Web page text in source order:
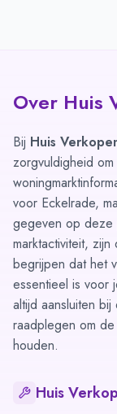
Over Huis
Bij Huis
zorgvuldigheid
voor Eckelrade,
gegeven op deze
marktactiviteit,
begrijpen dat het
essentieel is voor
altijd aansluiten
raadplegen om
houden.
Huis